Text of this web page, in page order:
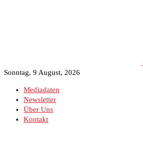
Sonntag, 9 August, 2026
Mediadaten
Newsletter
Über Uns
Kontakt